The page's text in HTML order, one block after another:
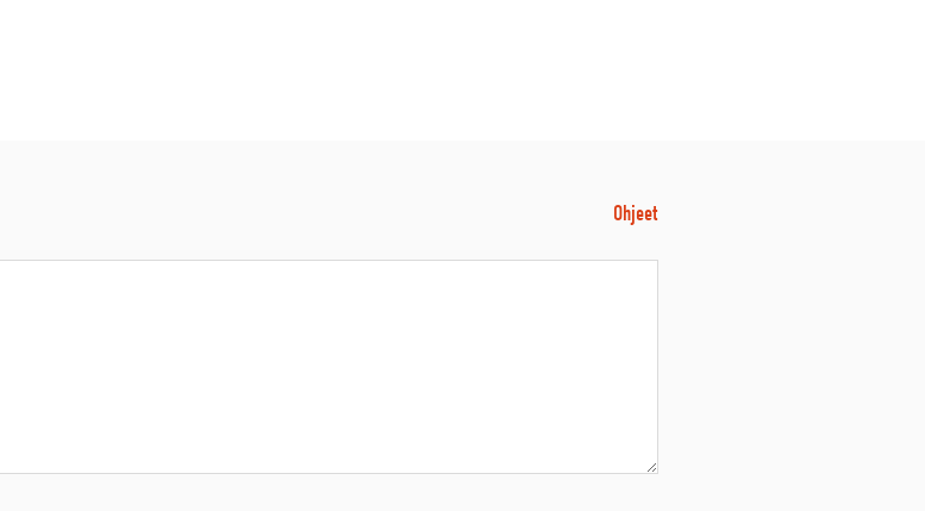
Ohjeet